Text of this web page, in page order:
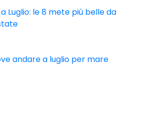
Luglio: le 8 mete più belle da
andare a luglio per mare